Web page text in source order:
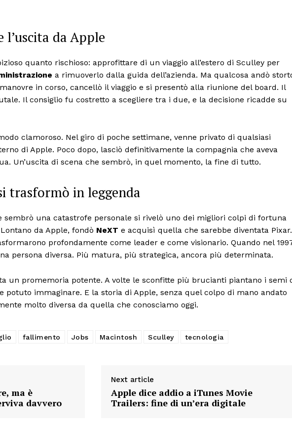
da Apple
quanto rischioso: approfittare di un viaggio all’estero di Sculley per
a rimuoverlo dalla guida dell’azienda. Ma qualcosa andò
in corso, cancellò il viaggio e si presentò alla riunione del board. Il
Il consiglio fu costretto a scegliere tra i due, e la decisione ricadde su
clamoroso. Nel giro di poche settimane, venne privato di qualsiasi
di Apple. Poco dopo, lasciò definitivamente la compagnia che aveva
Un’uscita di scena che sembrò, in quel momento, la fine di tutto.
trasformò in leggenda
sembrò una catastrofe personale si rivelò uno dei migliori colpi di fortuna
da Apple, fondò NeXT e acquisì quella che sarebbe diventata Pixar.
profondamente come leader e come visionario. Quando nel
persona diversa. Più matura, più strategica, ancora più determinata.
un promemoria potente. A volte le sconfitte più brucianti piantano i semi
potuto immaginare. E la storia di Apple, senza quel colpo di mano andato
molto diversa da quella che conosciamo oggi.
fallimento Jobs Macintosh Sculley tecnologia
ma è
davvero
Next article
Apple dice addio a iTunes Movie
Trailers: fine di un’era digitale